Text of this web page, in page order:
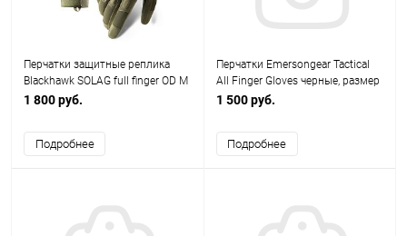
Перчатки защитные реплика
Blackhawk SOLAG full finger OD М
1 800 руб.
Подробнее
Перчатки Emersongear Tactical
All Finger Gloves черные, размер
L EM9347BKL
1 500 руб.
Подробнее